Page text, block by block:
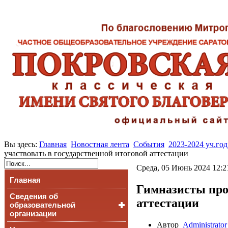
Вы здесь: Главная Новостная лента События 2023-2024 уч.год
участвовать в государственной итоговой аттестации
Главная
Сведения об
образовательной
организации
Среда, 05 Июнь 2024
Гимназисты
аттестации
Автор Administrator